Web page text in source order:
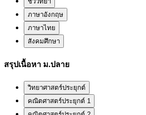
ภาษาอังกฤษ
ภาษาไทย
สังคมศึกษา
สรุปเนื้อหา ม.ปลาย
วิทยาศาสตร์ประยุกต์
คณิตศาสตร์ประยุกต์ 1